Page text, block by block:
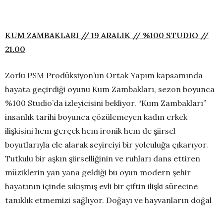
KUM ZAMBAKLARI // 19 ARALIK // %100 STUDIO //
21.00
Zorlu PSM Prodüksiyon’un Ortak Yapım kapsamında
hayata geçirdiği oyunu Kum Zambakları, sezon boyunca
%100 Studio’da izleyicisini bekliyor. “Kum Zambakları”
insanlık tarihi boyunca çözülemeyen kadın erkek
ilişkisini hem gerçek hem ironik hem de şiirsel
boyutlarıyla ele alarak seyirciyi bir yolculuğa çıkarıyor.
Tutkulu bir aşkın şiirselliğinin ve ruhları dans ettiren
müziklerin yan yana geldiği bu oyun modern şehir
hayatının içinde sıkışmış evli bir çiftin ilişki sürecine
tanıklık etmemizi sağlıyor. Doğayı ve hayvanların doğal